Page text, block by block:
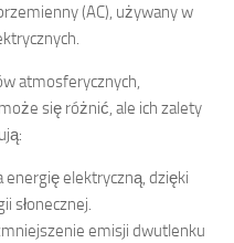
(AC), używany w
atmosferycznych,
się różnić, ale ich zalety
energię elektryczną, dzięki
słonecznej.
emisji dwutlenku